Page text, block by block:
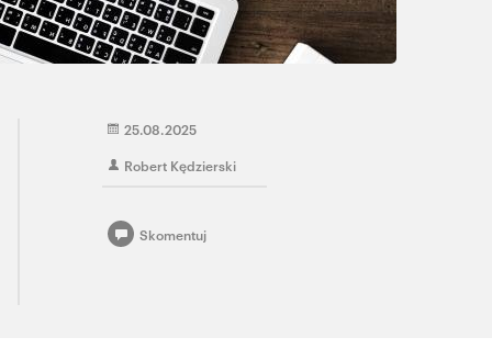
25.08.2025
Robert Kędzierski
Skomentuj